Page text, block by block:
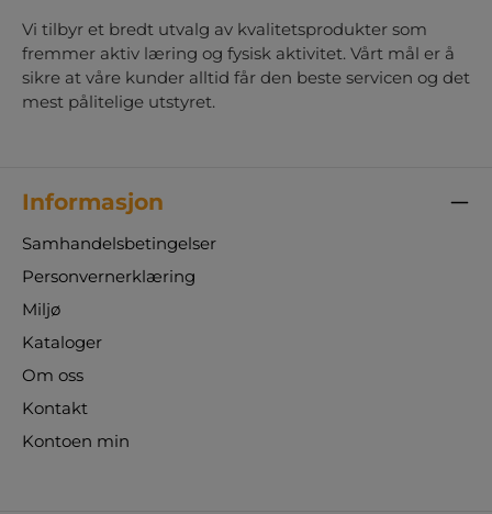
Vi tilbyr et bredt utvalg av kvalitetsprodukter som
fremmer aktiv læring og fysisk aktivitet. Vårt mål er å
sikre at våre kunder alltid får den beste servicen og det
mest pålitelige utstyret.
Informasjon
Samhandelsbetingelser
Personvernerklæring
Miljø
Kataloger
Om oss
Kontakt
Kontoen min